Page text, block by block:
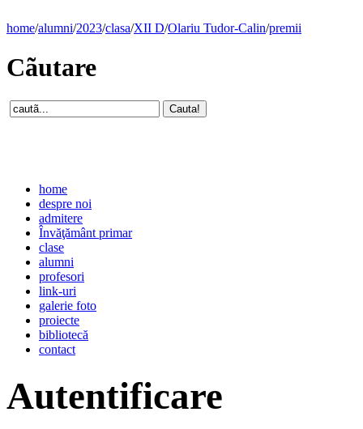
home/alumni/2023/clasa/XII D/Olariu Tudor-Calin/premii
Cãutare
home
despre noi
admitere
Învăţământ primar
clase
alumni
profesori
link-uri
galerie foto
proiecte
bibliotecă
contact
Autentificare